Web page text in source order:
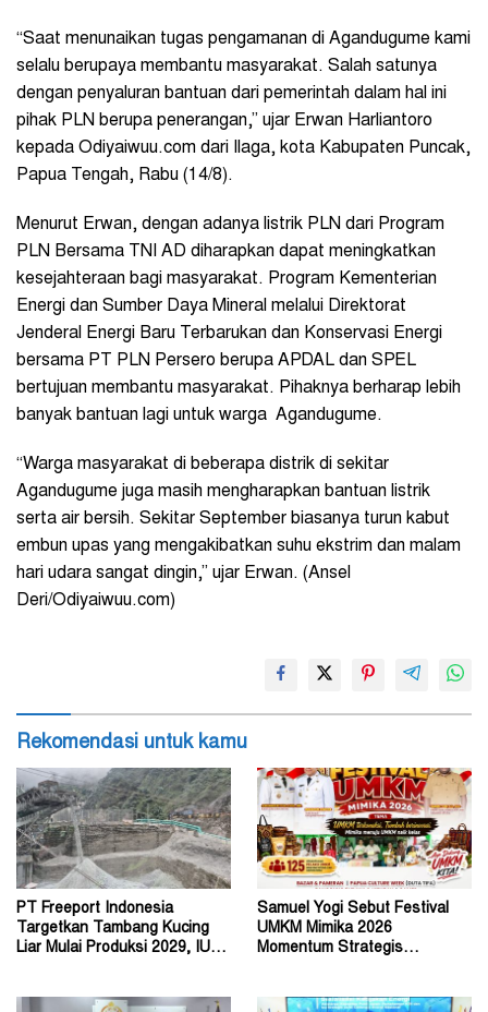
“Saat menunaikan tugas pengamanan di Agandugume kami
selalu berupaya membantu masyarakat. Salah satunya
dengan penyaluran bantuan dari pemerintah dalam hal ini
pihak PLN berupa penerangan,” ujar Erwan Harliantoro
kepada Odiyaiwuu.com dari Ilaga, kota Kabupaten Puncak,
Papua Tengah, Rabu (14/8).
Menurut Erwan, dengan adanya listrik PLN dari Program
PLN Bersama TNI AD diharapkan dapat meningkatkan
kesejahteraan bagi masyarakat. Program Kementerian
Energi dan Sumber Daya Mineral melalui Direktorat
Jenderal Energi Baru Terbarukan dan Konservasi Energi
bersama PT PLN Persero berupa APDAL dan SPEL
bertujuan membantu masyarakat. Pihaknya berharap lebih
banyak bantuan lagi untuk warga Agandugume.
“Warga masyarakat di beberapa distrik di sekitar
Agandugume juga masih mengharapkan bantuan listrik
serta air bersih. Sekitar September biasanya turun kabut
embun upas yang mengakibatkan suhu ekstrim dan malam
hari udara sangat dingin,” ujar Erwan. (Ansel
Deri/Odiyaiwuu.com)
Rekomendasi untuk kamu
PT Freeport Indonesia
Targetkan Tambang Kucing
Liar Mulai Produksi 2029, IUPK
Samuel Yogi Sebut Festival
UMKM Mimika 2026
Momentum Strategis